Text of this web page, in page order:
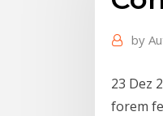
by
23 Dez
forem